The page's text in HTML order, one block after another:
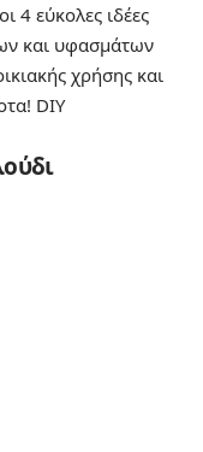
4 εύκολες ιδέες
και υφασμάτων
χρήσης και
DIY